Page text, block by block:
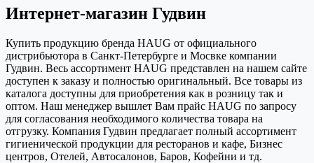
Интернет-магазин Гудвин
Купить продукцию бренда HAUG от официального
дистрибьютора в Санкт-Петербурге и Мосвке компании
Гудвин. Весь ассортимент HAUG представлен на нашем сайте
доступен к заказу и полностью оригинальный. Все товары из
каталога доступны для приобретения как в розницу так и
оптом. Наш менеджер вышлет Вам прайс HAUG по запросу
для согласования необходимого количества товара на
отгрузку. Компания Гудвин предлагает полный ассортимент
гигиенической продукции для ресторанов и кафе, Бизнес
центров, Отелей, Автосалонов, Баров, Кофейни и тд.